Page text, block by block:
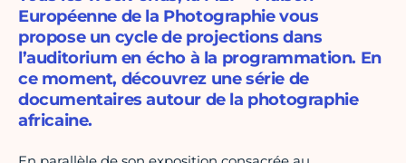
Européenne de la Photographie vous
propose un cycle de projections dans
l’auditorium en écho à la programmation. En
ce moment, découvrez une série de
documentaires autour de la photographie
africaine.